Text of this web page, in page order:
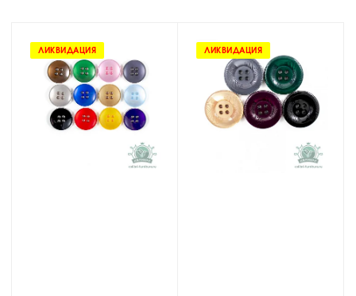
ЛИКВИДАЦИЯ ЛИКВИДАЦИЯ